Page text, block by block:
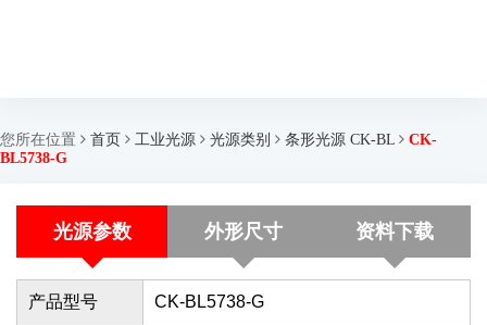
您所在位置 首页 工业光源 光源类别 条形光源 CK-BL
CK-
BL5738-G
光源参数 外形尺寸 资料下载
产品型号 CK-BL5738-G